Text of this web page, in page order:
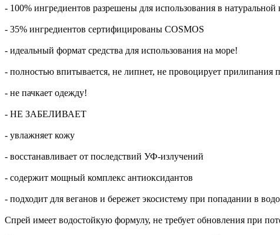
- 100% ингредиентов разрешены для использования в натуральной
- 35% ингредиентов сертифицированы COSMOS
- идеальный формат средства для использования на море!
- полностью впитывается, не липнет, не провоцирует прилипания
- не пачкает одежду!
- НЕ ЗАБЕЛИВАЕТ
- увлажняет кожу
- восстанавливает от последствий УФ-излучений
- содержит мощный комплекс антиоксидантов
- подходит для веганов и бережет экосистему при попадании в
Спрей имеет водостойкую формулу, не требует обновления при